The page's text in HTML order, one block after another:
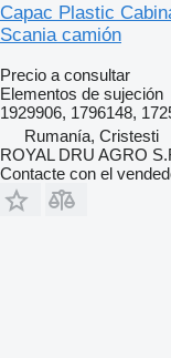
Capac Plastic
Scania camión
Precio a consultar
Elementos de sujeción
1929906, 1796148,
Rumanía, Cristesti
ROYAL DRU AGRO
Contacte con el